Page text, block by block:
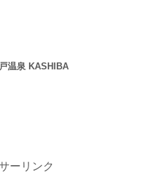
温泉 KASHIBA
ーリンク